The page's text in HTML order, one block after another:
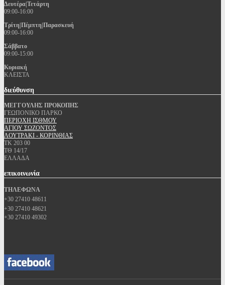
Δευτέρα|Τετάρτη
09:00-16:00
Τρίτη|Πέμπτη|Παρασκευή
09:00-16:00
Σάββατο
09:00-15:00
Κυριακή
ΚΛΕΙΣΤΑ
διεύθυνση
ΜΕΓΓΟΥΛΗΣ ΠΡΟΚΟΠΗΣ
ΓΕΩΠΟΝΙΚΟ ΠΑΡΚΟ
ΠΕΡΙΟΧΗ ΙΣΘΜΟΥ
ΑΓΙΟΥ ΣΩΖΟΝΤΟΣ
ΛΟΥΤΡΑΚΙ - ΚΟΡΙΝΘΙΑΣ
ΤΚ 203 00
ΤΘ 14/17
ΕΛΛΑΔΑ
επικοινωνία
ΤΗΛΕΦΩΝΑ
+30 27410 48611
+30 27410 48621
+30 27410 49302